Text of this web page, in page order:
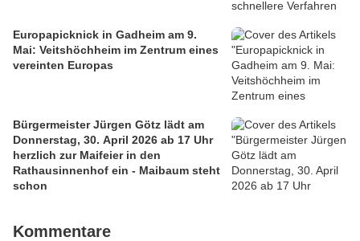
Europapicknick in Gadheim am 9.
Mai: Veitshöchheim im Zentrum eines
vereinten Europas
Bürgermeister Jürgen Götz lädt am
Donnerstag, 30. April 2026 ab 17 Uhr
herzlich zur Maifeier in den
Rathausinnenhof ein - Maibaum steht
schon
Kommentare